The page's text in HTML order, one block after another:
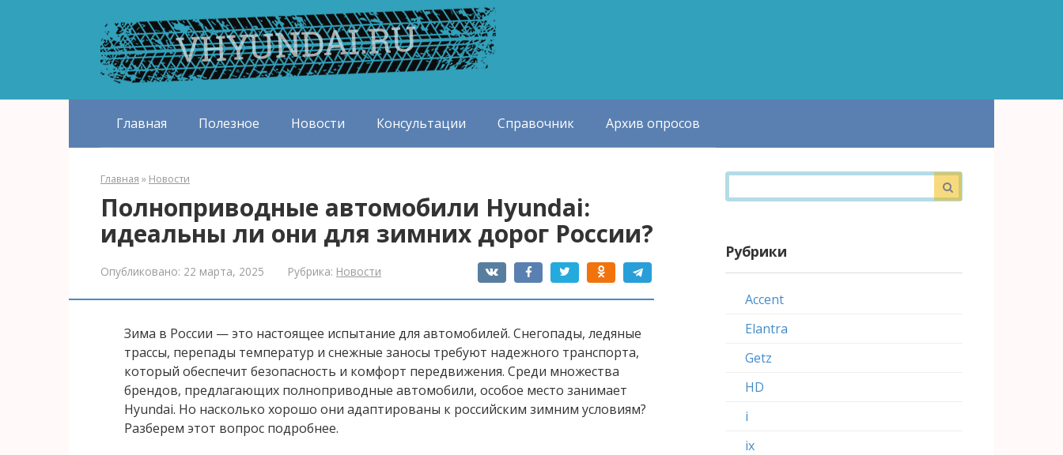
Главная Полезное Новости Консультации Справочник Архив опросов
Главная » Новости
Полноприводные автомобили Hyundai:
идеальны ли они для зимних дорог России?
Опубликовано: 22 марта, 2025 Рубрика: Новости
Зима в России — это настоящее испытание для автомобилей. Снегопады, ледяные
трассы, перепады температур и снежные заносы требуют надежного транспорта,
который обеспечит безопасность и комфорт передвижения. Среди множества
брендов, предлагающих полноприводные автомобили, особое место занимает
Hyundai. Но насколько хорошо они адаптированы к российским зимним условиям?
Разберем этот вопрос подробнее.
Поиск:
Рубрики
Accent
Elantra
Getz
HD
i
ix